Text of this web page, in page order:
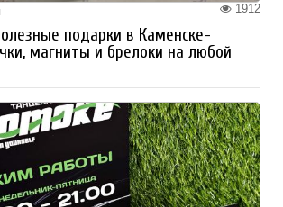
1912
подарки в Каменске-
магниты и брелоки на любой